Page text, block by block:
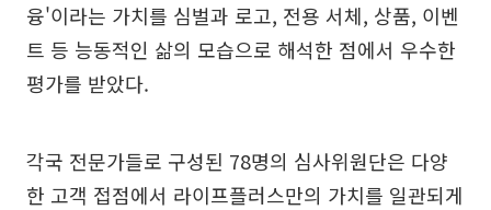
융'이라는 가치를 심벌과 로고, 전용 서체, 상품, 이벤
트 등 능동적인 삶의 모습으로 해석한 점에서 우수한
평가를 받았다.
각국 전문가들로 구성된 78명의 심사위원단은 다양
한 고객 접점에서 라이프플러스만의 가치를 일관되게